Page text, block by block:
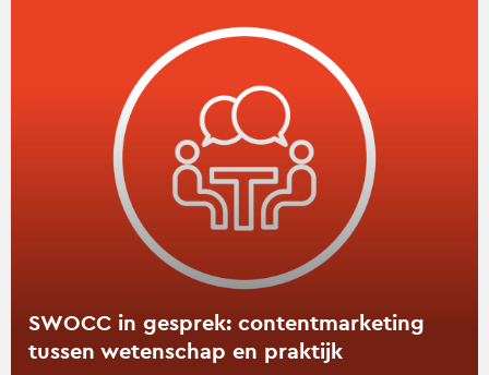
SWOCC in gesprek: contentmarketing
tussen wetenschap en praktijk